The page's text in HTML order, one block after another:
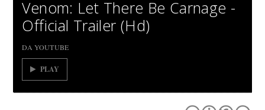
Venom: Let There Be Carnage -
Official Trailer (Hd)
DA YOUTUBE
PLAY